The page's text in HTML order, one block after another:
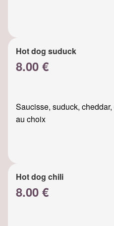
Hot dog suduck
8.00 €
Saucisse, suduck,
au choix
Hot dog chili
8.00 €